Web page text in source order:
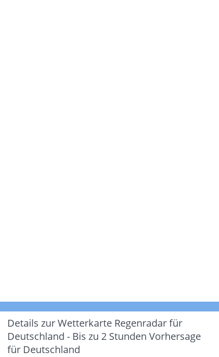
Details zur Wetterkarte Regenradar für
Deutschland - Bis zu 2 Stunden Vorhersage
für Deutschland